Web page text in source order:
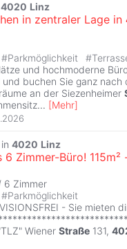
4020 Linz
in zentraler Lage in
#Parkmöglichkeit #
und hochmoderne
buchen Sie ganz nach
an der Siezenheimer
... [Mehr]
4020 Linz
Zimmer-Büro! 115m²
6 Zimmer
#Parkmöglichkeit
- Sie mieten
Wiener Straße 131,